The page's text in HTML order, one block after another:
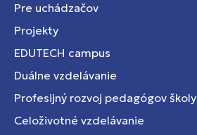
Pre uchádzačov
Projekty
EDUTECH campus
Duálne vzdelávanie
Profesijný rozvoj pedagógov školy
Celoživotné vzdelávanie